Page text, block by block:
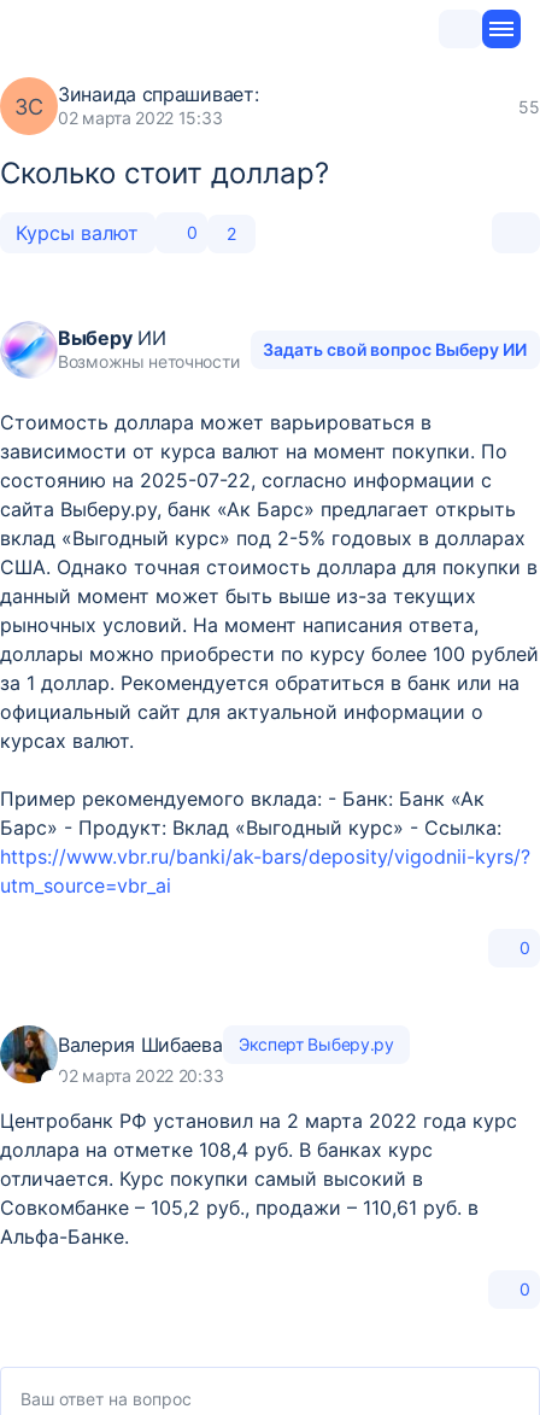
ЗС Зинаида спрашивает:
02 марта 2022 15:33
55
Сколько стоит доллар?
Курсы валют 0 2
ВыберуИИ
Возможны неточности
Задать свой вопрос Выберу ИИ
Стоимость доллара может варьироваться в
зависимости от курса валют на момент покупки. По
состоянию на 2025-07-22, согласно информации с
сайта Выберу.ру, банк «Ак Барс» предлагает открыть
вклад «Выгодный курс» под 2-5% годовых в долларах
США. Однако точная стоимость доллара для покупки в
данный момент может быть выше из-за текущих
рыночных условий. На момент написания ответа,
доллары можно приобрести по курсу более 100 рублей
за 1 доллар. Рекомендуется обратиться в банк или на
официальный сайт для актуальной информации о
курсах валют.
Пример рекомендуемого вклада: - Банк: Банк «Ак
Барс» - Продукт: Вклад «Выгодный курс» - Ссылка:
https://www.vbr.ru/banki/ak-bars/deposity/vigodnii-kyrs/?
utm_source=vbr_ai
0
Валерия Шибаева
Эксперт Выберу.ру
02 марта 2022 20:33
Центробанк РФ установил на 2 марта 2022 года курс
доллара на отметке 108,4 руб. В банках курс
отличается. Курс покупки самый высокий в
Совкомбанке – 105,2 руб., продажи – 110,61 руб. в
Альфа-Банке.
0